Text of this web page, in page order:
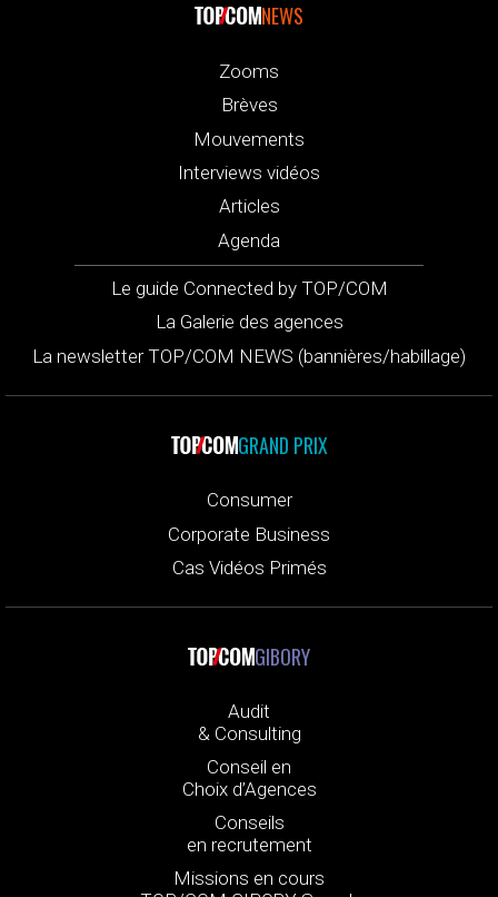
NEWS
Zooms
Brèves
Mouvements
Interviews vidéos
Articles
Agenda
Le guide Connected by TOP/COM
La Galerie des agences
La newsletter TOP/COM NEWS (bannières/habillage)
GRAND PRIX
Consumer
Corporate Business
Cas Vidéos Primés
GIBORY
Audit
& Consulting
Conseil en
Choix d’Agences
Conseils
en recrutement
Missions en cours